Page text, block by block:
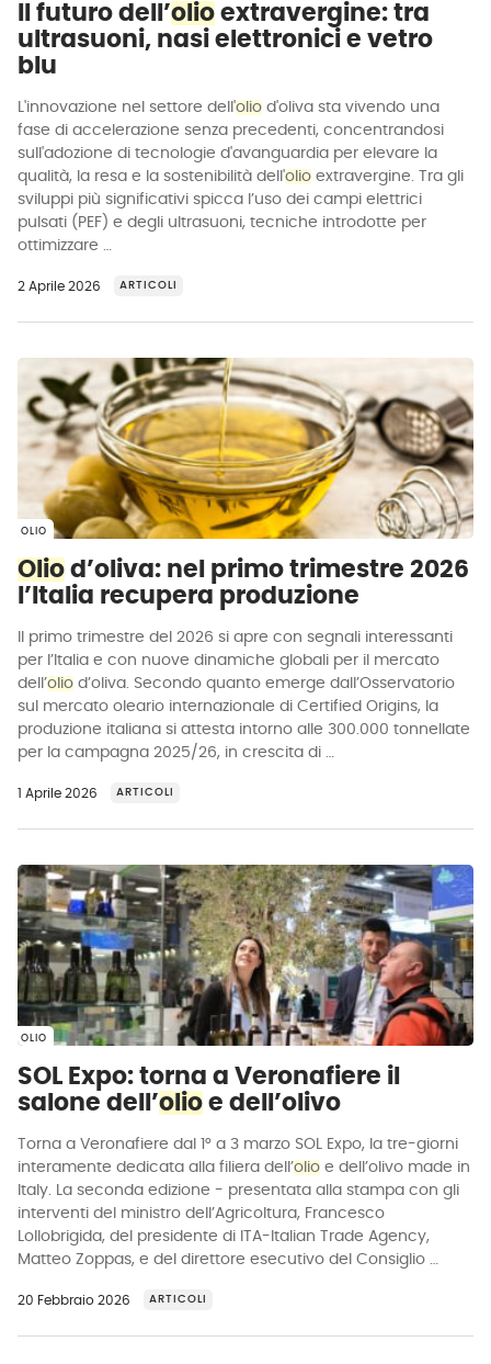
Il futuro dell’olio extravergine: tra
ultrasuoni, nasi elettronici e vetro
blu
L'innovazione nel settore dell'olio d'oliva sta vivendo una
fase di accelerazione senza precedenti, concentrandosi
sull'adozione di tecnologie d'avanguardia per elevare la
qualità, la resa e la sostenibilità dell'olio extravergine. Tra gli
sviluppi più significativi spicca l’uso dei campi elettrici
pulsati (PEF) e degli ultrasuoni, tecniche introdotte per
ottimizzare …
2 Aprile 2026 ARTICOLI
OLIO
Olio d’oliva: nel primo trimestre 2026
l’Italia recupera produzione
Il primo trimestre del 2026 si apre con segnali interessanti
per l’Italia e con nuove dinamiche globali per il mercato
dell’olio d’oliva. Secondo quanto emerge dall’Osservatorio
sul mercato oleario internazionale di Certified Origins, la
produzione italiana si attesta intorno alle 300.000 tonnellate
per la campagna 2025/26, in crescita di …
1 Aprile 2026 ARTICOLI
OLIO
SOL Expo: torna a Veronafiere il
salone dell’olio e dell’olivo
Torna a Veronafiere dal 1° a 3 marzo SOL Expo, la tre-giorni
interamente dedicata alla filiera dell’olio e dell’olivo made in
Italy. La seconda edizione - presentata alla stampa con gli
interventi del ministro dell’Agricoltura, Francesco
Lollobrigida, del presidente di ITA-Italian Trade Agency,
Matteo Zoppas, e del direttore esecutivo del Consiglio …
20 Febbraio 2026 ARTICOLI